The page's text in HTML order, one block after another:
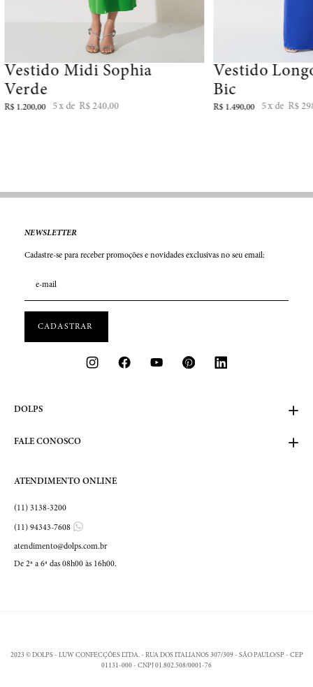
Vestido Midi Sophia
Verde
R$ 1.200,00 5 R$ 240,00
Vestido
Bic
R$ 1.490,00 5 R$
NEWSLETTER
Cadastre-se para receber promoções e novidades exclusivas no seu email:
DOLPS
FALE CONOSCO
ATENDIMENTO ONLINE
(11) 3138-3200
(11) 94343-7608
atendimento@dolps.com.br
De 2ª a 6ª das 08h00 às 16h00.
2023 © DOLPS - LUW CONFECÇÕES LTDA. - RUA DOS ITALIANOS 307/309 - SÃO PAULO/SP - CEP
01131-000 - CNPJ 01.802.508/0001-76